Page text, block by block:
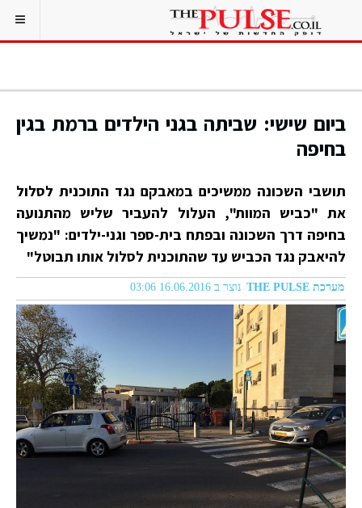
ביום שישי: שביתה בגני הילדים ברמת בגין
בחיפה
תושבי השכונה ממשיכים במאבקם נגד התוכנית לסלול
את "כביש המוות", העלול להעביר שליש מהתנועה
בחיפה דרך השכונה ובפתח בית-ספר וגני-ילדים: "נמשיך
להיאבק נגד הכביש עד שהתוכנית לסלול אותו תבוטל"
מערכת THE PULSE נוצר ב 16.06.2016 03:06